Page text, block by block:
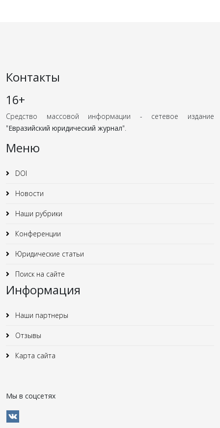
Контакты
16+
Средство массовой информации - сетевое издание
"Евразийский юридический журнал".
Меню
DOI
Новости
Наши рубрики
Конференции
Юридические статьи
Поиск на сайте
Информация
Наши партнеры
Отзывы
Карта сайта
Мы в соцсетях